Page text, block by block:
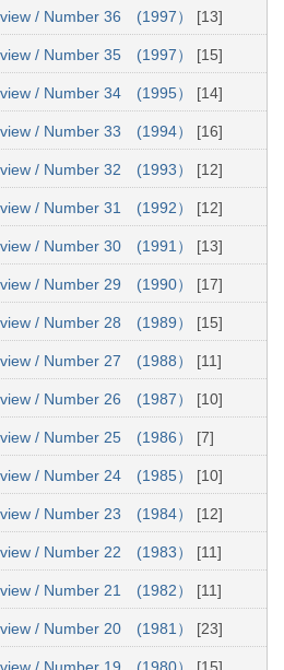
/ Number 36 (1997） [13]
/ Number 35 (1997） [15]
/ Number 34 (1995） [14]
/ Number 33 (1994） [16]
/ Number 32 (1993） [12]
/ Number 31 (1992） [12]
/ Number 30 (1991） [13]
/ Number 29 (1990） [17]
/ Number 28 (1989） [15]
/ Number 27 (1988） [11]
/ Number 26 (1987） [10]
/ Number 25 (1986） [7]
/ Number 24 (1985） [10]
/ Number 23 (1984） [12]
/ Number 22 (1983） [11]
/ Number 21 (1982） [11]
/ Number 20 (1981） [23]